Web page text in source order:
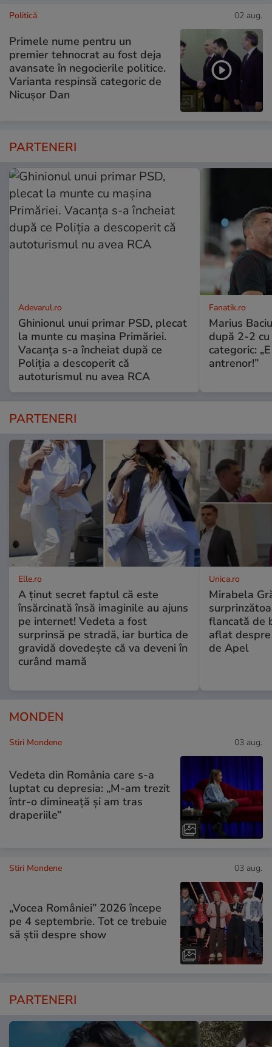
Politică 02 aug.
Primele nume pentru un
premier tehnocrat au fost deja
avansate în negocierile politice.
Varianta respinsă categoric de
Nicușor Dan
PARTENERI
Adevarul.ro
Ghinionul unui primar PSD, plecat
la munte cu mașina Primăriei.
Vacanța s-a încheiat după ce
Poliția a descoperit că
autoturismul nu avea RCA
Fanatik.ro
Marius
după 2-2 cu
categoric:
antrenor!”
PARTENERI
Elle.ro
A ținut secret faptul că este
însărcinată însă imaginile au ajuns
pe internet! Vedeta a fost
surprinsă pe stradă, iar burtica de
gravidă dovedește că va deveni în
curând mamă
Unica.ro
Mirabela
flancată de
aflat
de Apel
MONDEN
Stiri Mondene 03 aug.
Vedeta din România care s-a
luptat cu depresia: „M-am trezit
într-o dimineață și am tras
draperiile”
Stiri Mondene 03 aug.
„Vocea României” 2026 începe
pe 4 septembrie. Tot ce trebuie
să știi despre show
PARTENERI